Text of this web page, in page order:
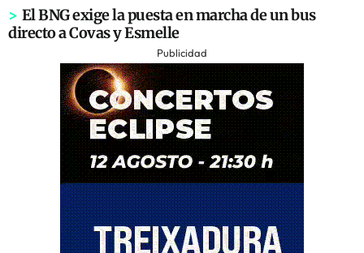
> El BNG exige la puesta en marcha de un bus
directo a Covas y Esmelle
Publicidad